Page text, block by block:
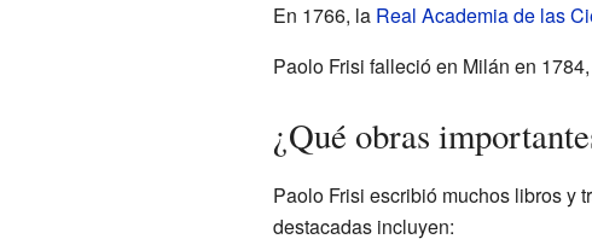
En 1766, la Real Academia de las
Paolo Frisi falleció en Milán en
¿Qué obras
Paolo Frisi escribió muchos libros y
destacadas incluyen: